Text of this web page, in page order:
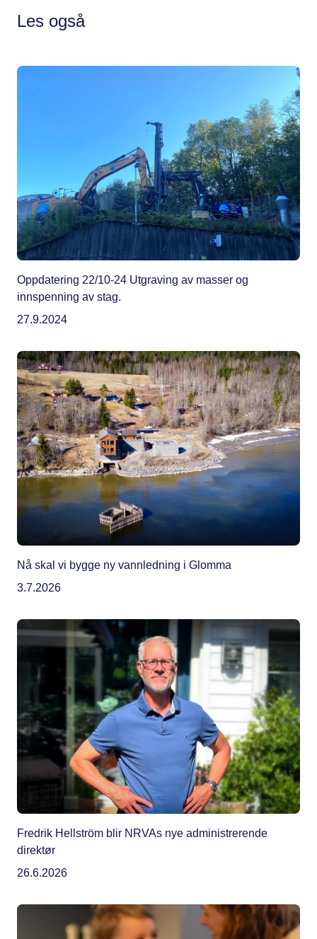
Les også
Oppdatering 22/10-24 Utgraving av masser og
innspenning av stag.
27.9.2024
Nå skal vi bygge ny vannledning i Glomma
3.7.2026
Fredrik Hellström blir NRVAs nye administrerende
direktør
26.6.2026